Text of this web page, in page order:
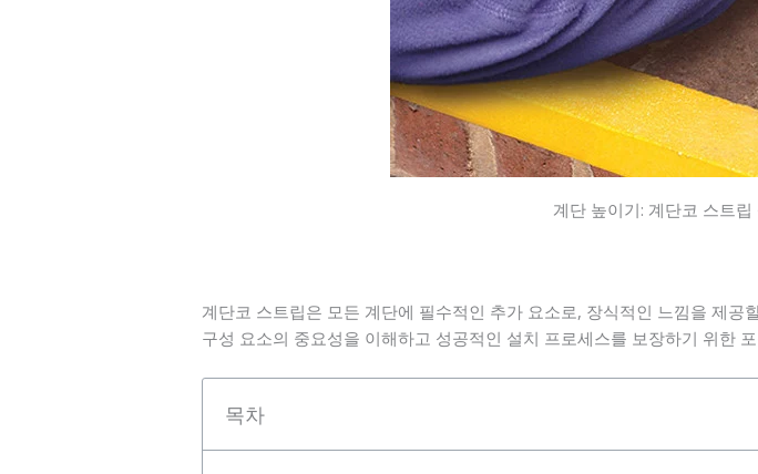
계단 높이기: 계단코 스트
계단코 스트립은 모든 계단에 필수적인 추가 요소로, 장식적인 느낌을 제
구성 요소의 중요성을 이해하고 성공적인 설치 프로세스를 보장하기 위한
목차